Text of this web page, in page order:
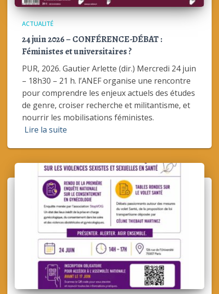
ACTUALITÉ
24 juin 2026 – CONFÉRENCE-DÉBAT :
Féministes et universitaires ?
PUR, 2026. Gautier Arlette (dir.) Mercredi 24 juin
– 18h30 – 21 h. l’ANEF organise une rencontre
pour comprendre les enjeux actuels des études
de genre, croiser recherche et militantisme, et
nourrir les mobilisations féministes.
Lire la suite